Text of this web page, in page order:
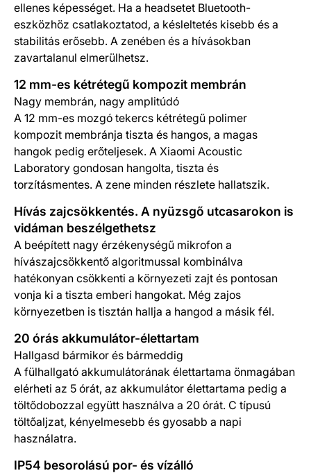
ellenes képességet. Ha a headsetet Bluetooth-
eszközhöz csatlakoztatod, a késleltetés kisebb és a
stabilitás erősebb. A zenében és a hívásokban
zavartalanul elmerülhetsz.
12 mm-es kétrétegű kompozit membrán
Nagy membrán, nagy amplitúdó
A 12 mm-es mozgó tekercs kétrétegű polimer
kompozit membránja tiszta és hangos, a magas
hangok pedig erőteljesek. A Xiaomi Acoustic
Laboratory gondosan hangolta, tiszta és
torzításmentes. A zene minden részlete hallatszik.
Hívás zajcsökkentés. A nyüzsgő utcasarokon is
vidáman beszélgethetsz
A beépített nagy érzékenységű mikrofon a
hívászajcsökkentő algoritmussal kombinálva
hatékonyan csökkenti a környezeti zajt és pontosan
vonja ki a tiszta emberi hangokat. Még zajos
környezetben is tisztán hallja a hangod a másik fél.
20 órás akkumulátor-élettartam
Hallgasd bármikor és bármeddig
A fülhallgató akkumulátorának élettartama önmagában
elérheti az 5 órát, az akkumulátor élettartama pedig a
töltődobozzal együtt használva a 20 órát. C típusú
töltőaljzat, kényelmesebb és gyosabb a napi
használatra.
IP54 besorolású por- és vízálló